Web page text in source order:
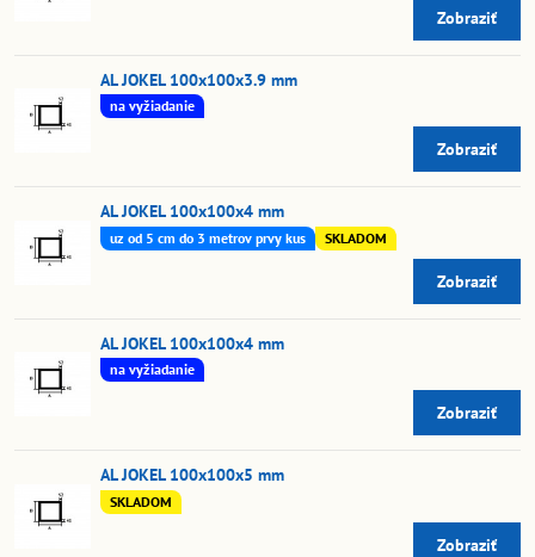
Zobraziť
AL JOKEL 100x100x3.9 mm
na vyžiadanie
Zobraziť
AL JOKEL 100x100x4 mm
uz od 5 cm do 3 metrov prvy kus SKLADOM
Zobraziť
AL JOKEL 100x100x4 mm
na vyžiadanie
Zobraziť
AL JOKEL 100x100x5 mm
SKLADOM
Zobraziť